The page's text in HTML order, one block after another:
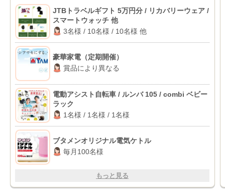
JTBトラベルギフト 5万円分 / リカバリーウェア /
スマートウォッチ 他
3名様 / 10名様 / 10名様 他
豪華家電（定期開催）
賞品により異なる
電動アシスト自転車 / ルンバ 105 / combi ベビー
ラック
1名様 / 1名様 / 1名様
ブタメンオリジナル電気ケトル
毎月100名様
もっと見る